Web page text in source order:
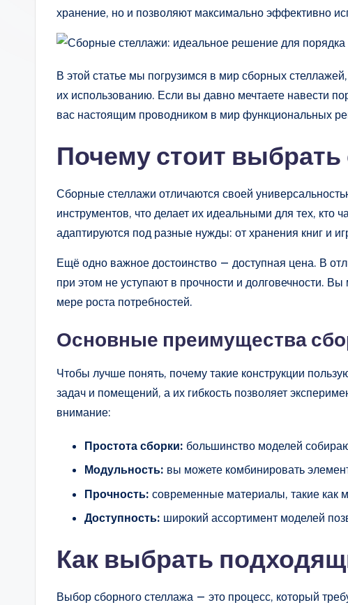
хранение, но и позволяют максимально эффективно
В этой статье мы погрузимся в мир сборных
их использованию. Если вы давно мечтаете навести
вас настоящим проводником в мир функциональных
Почему стоит
Сборные стеллажи отличаются своей
инструментов, что делает их идеальными для тех, кто
адаптируются под разные нужды: от хранения книг и
Ещё одно важное достоинство — доступная цена. В
при этом не уступают в прочности и долговечности.
мере роста потребностей.
Основные преимущества
Чтобы лучше понять, почему такие конструкции
задач и помещений, а их гибкость позволяет
внимание:
Простота сборки: большинство моделей
Модульность: вы можете комбинировать
Прочность: современные материалы, такие как
Доступность: широкий ассортимент моделей
Как выбрать
Выбор сборного стеллажа — это процесс, который